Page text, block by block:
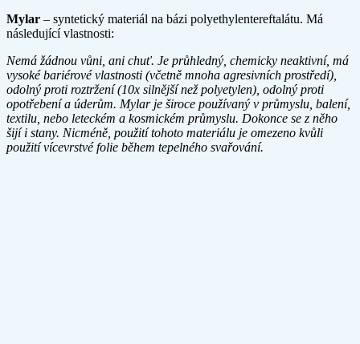
Mylar – syntetický materiál na bázi polyethylentereftalátu. Má
následující vlastnosti:
Nemá žádnou vůni, ani chuť. Je průhledný, chemicky neaktivní, má
vysoké bariérové vlastnosti (včetně mnoha agresivních prostředí),
odolný proti roztržení (10x silnější než polyetylen), odolný proti
opotřebení a úderům. Mylar je široce používaný v průmyslu, balení,
textilu, nebo leteckém a kosmickém průmyslu. Dokonce se z něho
šijí i stany. Nicméně, použití tohoto materiálu je omezeno kvůli
použití vícevrstvé folie během tepelného svařování.